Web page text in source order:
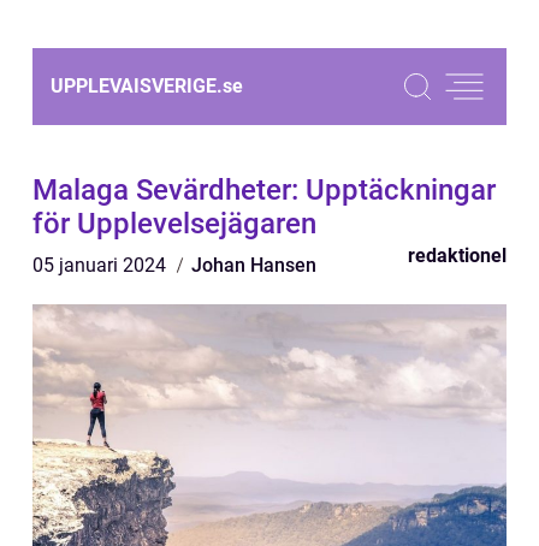
UPPLEVAISVERIGE.se
Malaga Sevärdheter: Upptäckningar
för Upplevelsejägaren
05 januari 2024 Johan Hansen redaktionel